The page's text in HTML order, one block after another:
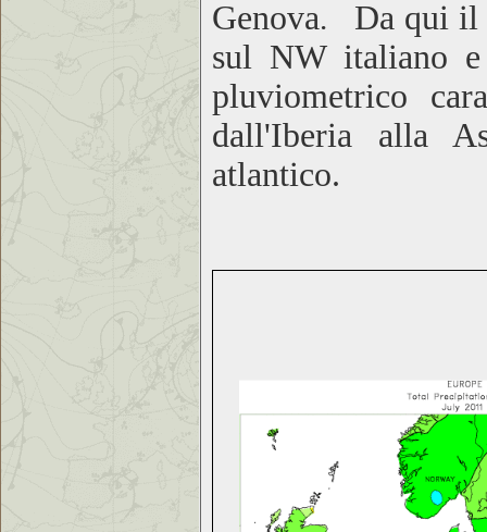
Genova. Da qui il
sul NW italiano
pluviometrico
dall'Iberia alla
atlantico.